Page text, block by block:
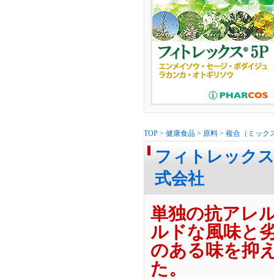
TOP > 健康食品 > 原料 > 複合（ミック
フィトレック
式会社
単独の抗アレ
ルドな風味と
のある味を抑
た。